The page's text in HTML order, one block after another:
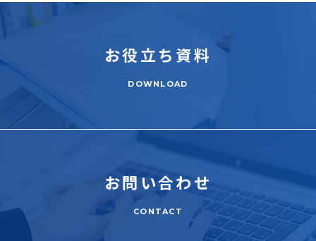
お役立ち 資料
DOWNLOAD
お問い合わせ
CONTACT